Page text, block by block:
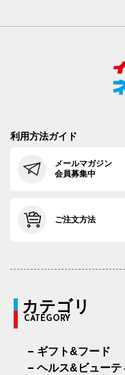
利用方法ガイド
メールマガジン
会員募集中
ご注文方法
カテゴリ
CATEGORY
ギフト&フード
ヘルス&ビューテ